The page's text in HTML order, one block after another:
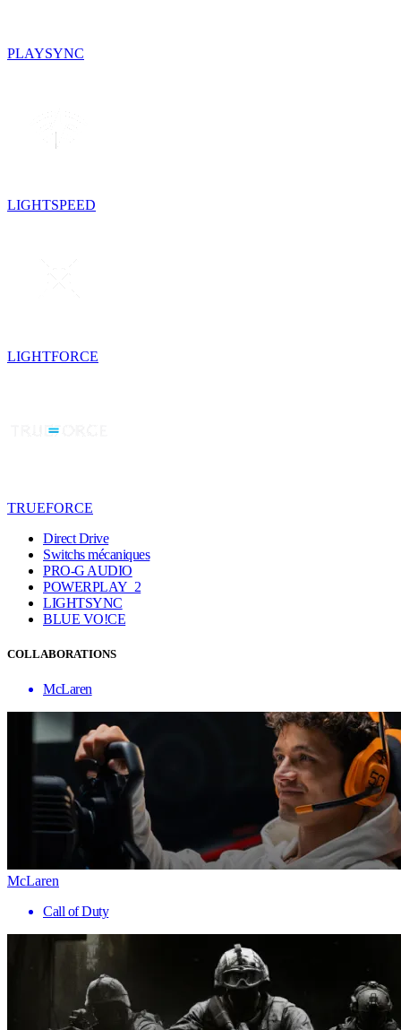
PLAYSYNC
LIGHTSPEED
LIGHTFORCE
TRUEFORCE
Direct Drive
Switchs mécaniques
PRO-G AUDIO
POWERPLAY 2
LIGHTSYNC
BLUE VO!CE
COLLABORATIONS
McLaren
McLaren
Call of Duty